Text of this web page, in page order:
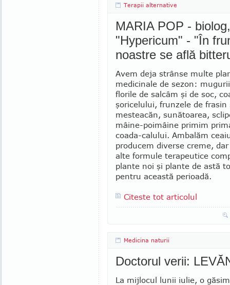
Terapii alternative
MARIA POP -
"Hypericum" - "În
noastre se află
Avem deja strânse multe
medicinale de sezon:
florile de salcâm şi de soc,
şoricelului, frunzele de frasin
mesteacăn, sunătoarea,
mâine-poimâine primim
coada-calului. Ambalăm
producem diverse creme,
alte for­mule terapeutice
plante noi şi plante de astă
pentru aceas­­tă perioadă.
Citeste tot articolul
Medicina naturii
Doctorul verii:
La mijlocul lunii iulie, o